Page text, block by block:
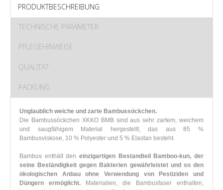
PRODUKTBESCHREIBUNG
TECHNISCHE PARAMETER
PFLEGEHINWEISE
QUALITÄT
PACKUNG
Unglaublich weiche und zarte Bambussöckchen.
Die Bambussöckchen XKKO BMB sind aus sehr zartem, weichem
und saugfähigem Material hergestellt, das aus 85 %
Bambusviskose, 10 % Polyester und 5 % Elastan besteht.
Bambus enthält den einzigartigen Bestandteil Bamboo-kun, der
seine Beständigkeit gegen Bakterien gewährleistet und so den
ökologischen Anbau ohne Verwendung von Pestiziden und
Düngern ermöglicht. Materialien, die Bambusfaser enthalten,